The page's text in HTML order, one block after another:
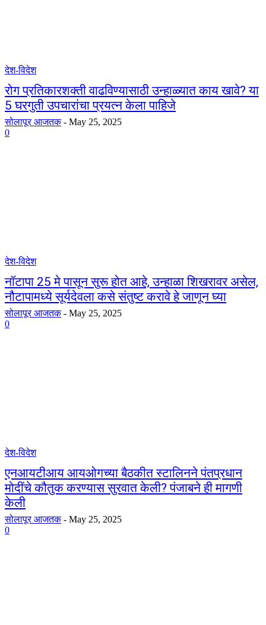
देश-विदेश
रोग प्रतिकारशक्ती वाढविण्यासाठी उन्हाळ्यात काय खावे? या
5 घरगुती उपचारांचा प्रयत्न केला पाहिजे
सोलापूर आजतक - May 25, 2025
0
देश-विदेश
नॉटापा 25 मे पासून सुरू होत आहे, उन्हाळा शिखरावर असेल,
नौटापामध्ये सूर्यदेवला कसे संतुष्ट करावे हे जाणून घ्या
सोलापूर आजतक - May 25, 2025
0
देश-विदेश
एनआयटीआय आयओगच्या बैठकीत स्टालिनने पंतप्रधान
मोदींचे कौतुक करण्यास सुरवात केली? पंजाबने ही मागणी
केली
सोलापूर आजतक - May 25, 2025
0